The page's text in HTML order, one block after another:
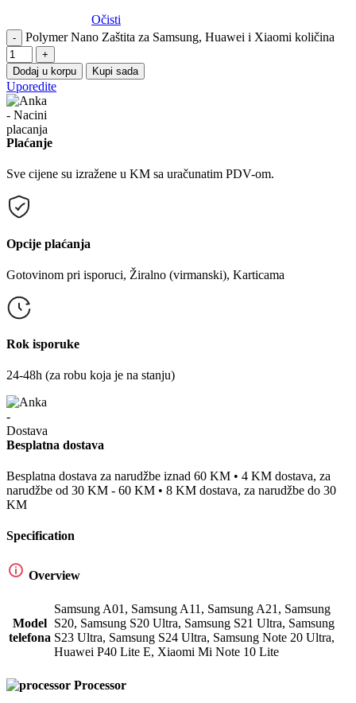
Očisti
- Polymer Nano Zaštita za Samsung, Huawei i Xiaomi količina
+
Dodaj u korpu
Kupi sada
Uporedite
Plaćanje
Sve cijene su izražene u KM sa uračunatim PDV-om.
Opcije plaćanja
Gotovinom pri isporuci, Žiralno (virmanski), Karticama
Rok isporuke
24-48h (za robu koja je na stanju)
Besplatna dostava
Besplatna dostava za narudžbe iznad 60 KM • 4 KM dostava, za
narudžbe od 30 KM - 60 KM • 8 KM dostava, za narudžbe do 30
KM
Specification
Overview
Model
telefona
Samsung A01 , Samsung A11 , Samsung A21 , Samsung
S20, Samsung S20 Ultra, Samsung S21 Ultra, Samsung
S23 Ultra, Samsung S24 Ultra, Samsung Note 20 Ultra,
Huawei P40 Lite E, Xiaomi Mi Note 10 Lite
Processor